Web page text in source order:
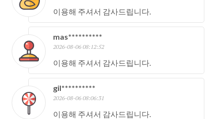
이용해 주셔서 감사드립니다.
mas**********
2026-08-06 08:12:52
이용해 주셔서 감사드립니다.
gil**********
2026-08-06 08:06:31
이용해 주셔서 감사드립니다.